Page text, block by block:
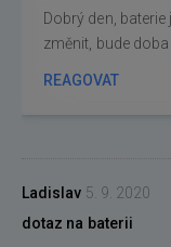
Dobrý den,
změnit, bude
REAGOVAT
Ladislav 5. 9. 2020
dotaz na baterii